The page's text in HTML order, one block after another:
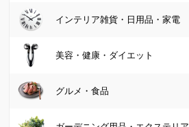
スカート
カーディガン・ボレロ
パーカー・スウェット/トレーナー
Tシャツ・カットソー
コート
ジュエリー・アクセサリー
財布・ケース・ポーチ
レディース腕時計
帽子・サングラス・手袋・ベルト
デスク・机
テレビ台・テレビボード
ソファーカバー・マルチカバー
クッション・カバー類
マットレス
肌掛け布団・ダウンケット
敷布団
毛布・タオルケット
キッチン用品・調理器具トップへ
鍋・フライパン
保存容器・キャニスター・オイルポット
インテリア雑貨・日用品・家電
インテリア雑貨・日用品・家電トップへ
インテリア雑貨
美容・健康・ダイエット
美容・健康・ダイエットトップへ
スキンケア・基礎化粧品
グルメ・食品
グルメ・食品トップへ